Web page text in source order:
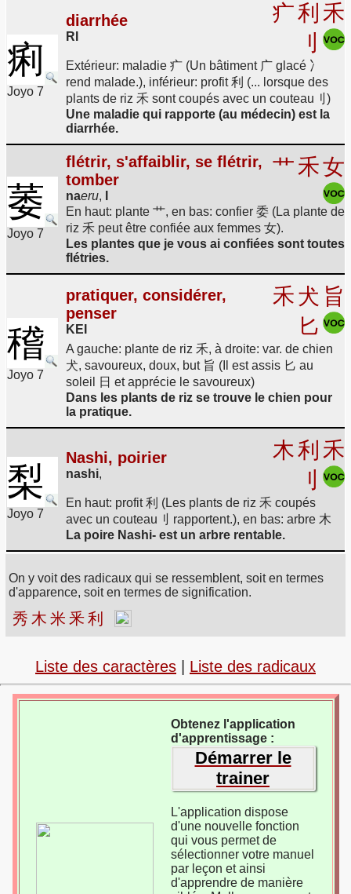
痢
Joyo 7
diarrhée
RI
疒利 禾
刂
Extérieur: maladie 疒 (Un bâtiment 广 glacé 冫
rend malade.), inférieur: profit 利 (... lorsque des
plants de riz 禾 sont coupés avec un couteau刂)
Une maladie qui rapporte (au médecin) est la
diarrhée.
萎
Joyo 7
flétrir, s'affaiblir, se flétrir,
tomber
naeru,
艹禾女
En haut: plante 艹, en bas: confier 委 (La plante de
riz 禾 peut être confiée aux femmes 女).
Les plantes que je vous ai confiées sont toutes
flétries.
稽
Joyo 7
pratiquer, considérer,
penser
KEI
禾犬 旨
匕
A gauche: plante de riz 禾, à droite: var. de chien
犬, savoureux, doux, but 旨 (Il est assis 匕 au
soleil 日 et apprécie le savoureux)
Dans les plants de riz se trouve le chien pour
la pratique.
梨
Joyo 7
Nashi, poirier
nashi,
木利 禾
刂
En haut: profit 利 (Les plants de riz 禾 coupés
avec un couteau刂 rapportent.), en bas: arbre 木
La poire Nashi- est un arbre rentable.
On y voit des radicaux qui se ressemblent, soit en termes
d'apparence, soit en termes de signification.
秀 木 米 釆利
Liste des caractères Liste des radicaux
Obtenez l'application
d'apprentissage :
Démarrer le
trainer
L'application dispose
d'une nouvelle fonction
qui vous permet de
sélectionner votre manuel
par leçon et ainsi
d'apprendre de manière